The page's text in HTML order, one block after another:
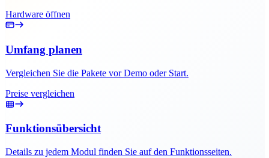
Hardware öffnen
Umfang planen
Vergleichen Sie die Pakete vor Demo oder Start.
Preise vergleichen
Funktionsübersicht
Details zu jedem Modul finden Sie auf den Funktionsseiten.